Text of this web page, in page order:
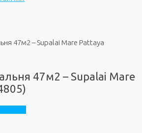
47м2 – Supalai Mare Pattaya
47м2 – Supalai Mare